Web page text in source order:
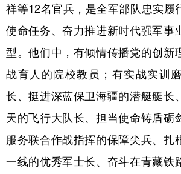
公益 一带一路 亚太网
文化产业
地方频道
辽宁 吉林 上海
浙江 安徽 福建
祥等12名官兵，是全军部队忠实履
使命任务、奋力推进新时代强军事
型。他们中，有倾情传播党的创新
战育人的院校教员；有实战实训
长、挺进深蓝保卫海疆的潜艇艇长
天的飞行大队长、担当使命铸盾砺
服务联合作战指挥的保障尖兵、扎
一线的优秀军士长、奋斗在青藏铁